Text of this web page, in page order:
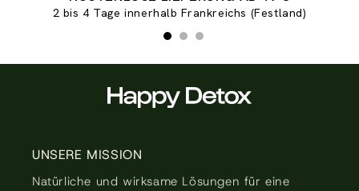
2 bis 4 Tage innerhalb Frankreichs (Festland)
UNSERE MISSION
Natürliche und wirksame Lösungen für eine